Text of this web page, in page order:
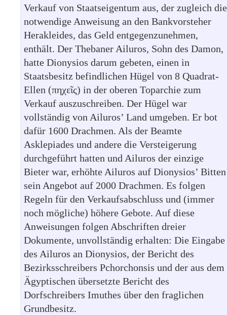
Verkauf von Staatseigentum aus, der zugleich die
notwendige Anweisung an den Bankvorsteher
Herakleides, das Geld entgegenzunehmen,
enthält. Der Thebaner Ailuros, Sohn des Damon,
hatte Dionysios darum gebeten, einen in
Staatsbesitz befindlichen Hügel von 8 Quadrat-
Ellen (πηχεῖς) in der oberen Toparchie zum
Verkauf auszuschreiben. Der Hügel war
vollständig von Ailuros’ Land umgeben. Er bot
dafür 1600 Drachmen. Als der Beamte
Asklepiades und andere die Versteigerung
durchgeführt hatten und Ailuros der einzige
Bieter war, erhöhte Ailuros auf Dionysios’ Bitten
sein Angebot auf 2000 Drachmen. Es folgen
Regeln für den Verkaufsabschluss und (immer
noch mögliche) höhere Gebote. Auf diese
Anweisungen folgen Abschriften dreier
Dokumente, unvollständig erhalten: Die Eingabe
des Ailuros an Dionysios, der Bericht des
Bezirksschreibers Pchorchonsis und der aus dem
Ägyptischen übersetzte Bericht des
Dorfschreibers Imuthes über den fraglichen
Grundbesitz.